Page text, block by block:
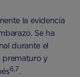
la evidencia
Se ha
durante el
prematuro y
6,7.